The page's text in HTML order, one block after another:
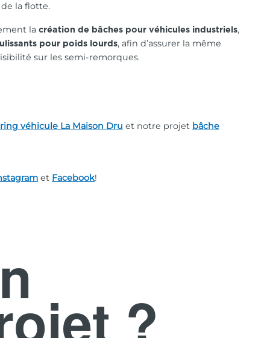
la flotte.
la création de bâches pour véhicules industriels,
pour poids lourds, afin d’assurer la même
sur les semi-remorques.
véhicule La Maison Dru et notre projet bâche
et Facebook!
?